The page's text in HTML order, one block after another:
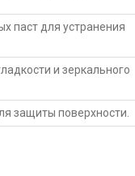
паст для устранения
и зеркального
защиты поверхности.